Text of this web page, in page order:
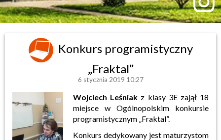
Konkurs programistyczny
„Fraktal”
6 stycznia 2019 10:27
Wojciech Leśniak z klasy 3E zajął 18
miejsce w Ogólnopolskim konkursie
programistycznym „Fraktal”.
Konkurs dedykowany jest maturzystom